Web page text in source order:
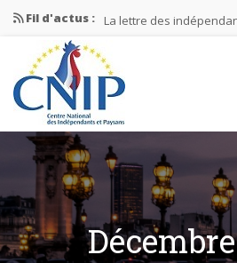
Fil d'actus : La lettre des
La lettre des
La lettre des
Mission nationale
La lettre des